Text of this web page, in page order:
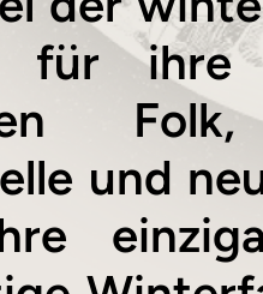
für ihre
und